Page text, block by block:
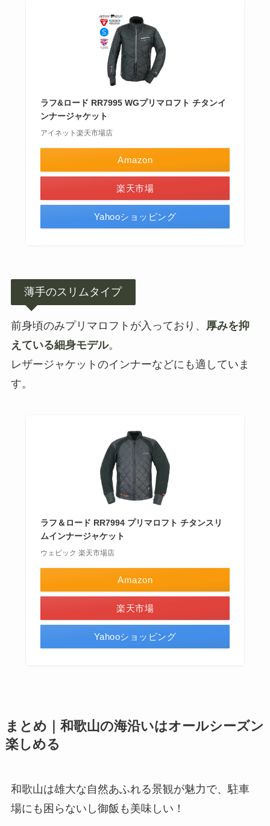
ラフ&ロード RR7995 WGプリマロフト チタンイ
ンナージャケット
アイネット楽天市場店
Amazon
楽天市場
Yahooショッピング
薄手のスリムタイプ
前身頃のみプリマロフトが入っており、
厚みを抑
えている細身モデル。
レザージャケットのインナーなどにも適していま
す。
ラフ＆ロード RR7994 プリマロフト チタンスリ
ムインナージャケット
ウェビック 楽天市場店
Amazon
楽天市場
Yahooショッピング
まとめ｜和歌山の海沿いはオールシーズン
楽しめる
和歌山は雄大な自然あふれる景観が魅力で、駐車
場にも困らないし御飯も美味しい！